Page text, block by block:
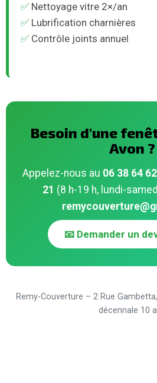
✅ Nettoyage vitre 2×/an
✅ Lubrification charnières
✅ Contrôle joints annuel
Besoin d’une
Avon ?
Appelez-nous au 06 38 64
21 (8 h-19 h, lundi-
📧 Demander un
Remy-Couverture – 2 Rue
décennale 10